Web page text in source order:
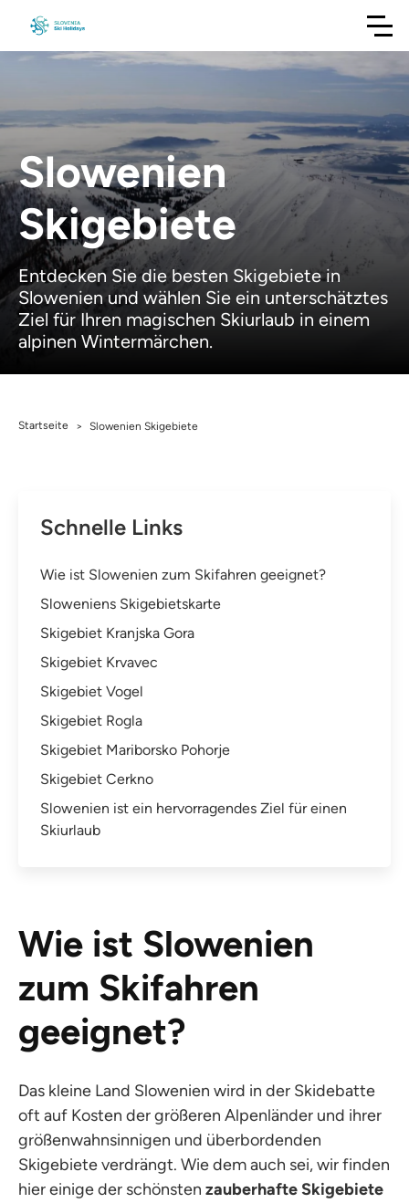
Slowenien
Skigebiete
Entdecken Sie die besten Skigebiete in
Slowenien und wählen Sie ein unterschätztes
Ziel für Ihren magischen Skiurlaub in einem
alpinen Wintermärchen.
Startseite > Slowenien Skigebiete
Schnelle Links
Wie ist Slowenien zum Skifahren geeignet?
Sloweniens Skigebietskarte
Skigebiet Kranjska Gora
Skigebiet Krvavec
Skigebiet Vogel
Skigebiet Rogla
Skigebiet Mariborsko Pohorje
Skigebiet Cerkno
Slowenien ist ein hervorragendes Ziel für einen
Skiurlaub
Wie ist Slowenien
zum Skifahren
geeignet?
Das kleine Land Slowenien wird in der Skidebatte
oft auf Kosten der größeren Alpenländer und ihrer
größenwahnsinnigen und überbordenden
Skigebiete verdrängt. Wie dem auch sei, wir finden
hier einige der schönsten zauberhafte Skigebiete